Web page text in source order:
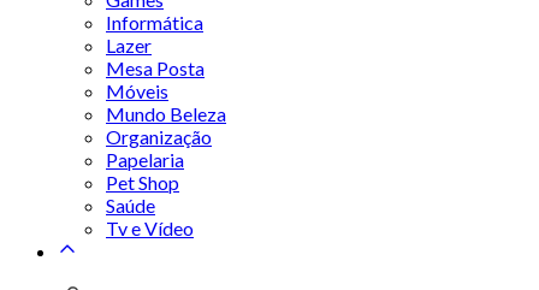
Informática
Lazer
Mesa Posta
Móveis
Mundo Beleza
Organização
Papelaria
Pet Shop
Saúde
Tv e Vídeo